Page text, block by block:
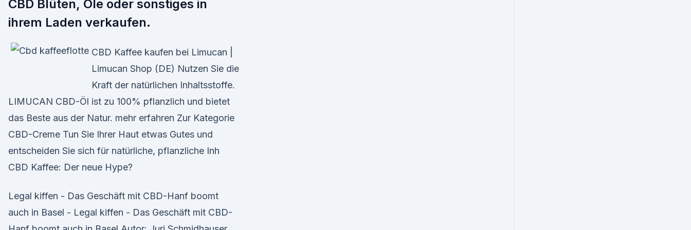
CBD Blüten, Öle oder sonstiges in
ihrem Laden verkaufen.
CBD Kaffee kaufen bei Limucan |
Limucan Shop (DE) Nutzen Sie die
Kraft der natürlichen Inhaltsstoffe.
LIMUCAN CBD-Öl ist zu 100% pflanzlich und bietet
das Beste aus der Natur. mehr erfahren Zur Kategorie
CBD-Creme Tun Sie Ihrer Haut etwas Gutes und
entscheiden Sie sich für natürliche, pflanzliche Inh
CBD Kaffee: Der neue Hype?
Legal kiffen - Das Geschäft mit CBD-Hanf boomt
auch in Basel - Legal kiffen - Das Geschäft mit CBD-